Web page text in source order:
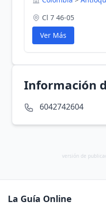
Cl 7 46-05
Ver Más
Información
6042742604
versión de
La Guía Online